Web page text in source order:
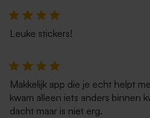
Leuke stickers!
Makkelijk app die je echt helpt
kwam alleen iets anders binnen
dacht maar is niet erg.